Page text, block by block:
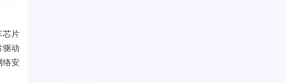
芯片
驱动
络安